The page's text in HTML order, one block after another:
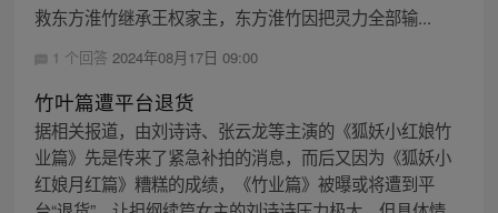
救东方淮竹继承王权家主，东方淮竹因把灵力全部输...
1 个回答 2024年08月17日 09:00
竹叶篇遭平台退货
据相关报道，由刘诗诗、张云龙等主演的《狐妖小红娘竹
业篇》先是传来了紧急补拍的消息，而后又因为《狐妖小
红娘月红篇》糟糕的成绩，《竹业篇》被曝或将遭到平